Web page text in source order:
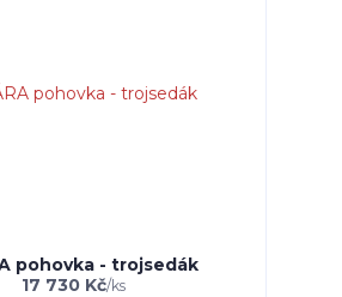
pohovka - trojsedák
17 730 Kč/ks